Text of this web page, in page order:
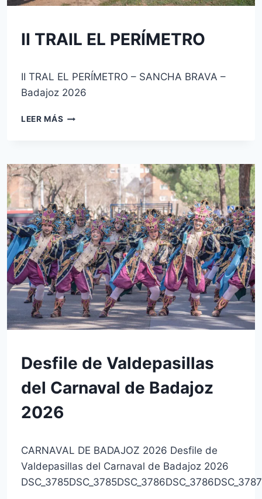
SIN
CATEGORÍA
II TRAIL EL PERÍMETRO
josecauria
II TRAL EL PERÍMETRO – SANCHA BRAVA –
Badajoz 2026
LEER MÁS II
SIN
CATEGORÍA
Desfile de Valdepasillas
del Carnaval de Badajoz
2026
josecauria
CARNAVAL DE BADAJOZ 2026 Desfile de
Valdepasillas del Carnaval de Badajoz 2026